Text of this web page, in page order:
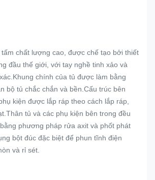
chất lượng cao, được chế tạo bởi thiết
đầu thế giới, với tay nghề tinh xảo và
chính của tủ được làm bằng
bộ tủ chắc chắn và bền.Cấu trúc bên
kiện được lắp ráp theo cách lắp ráp,
tủ và các phụ kiện bên trong đều
phương pháp rửa axit và phốt phát
bột đúc đặc biệt để phun tĩnh điện
và rỉ sét.